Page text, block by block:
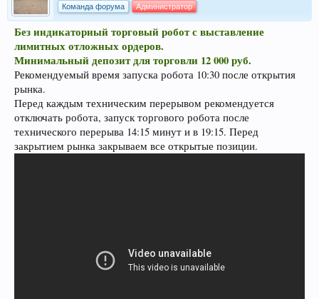
Команда форума
Администратор
Без индикаторный торговый робот с выставление
лимитных отложных ордеров.
Минимальный депозит для торговли 12 000 руб.
Рекомендуемый время запуска робота 10:30 после открытия
рынка.
Перед каждым техническим перерывом рекомендуется
отключать робота, запуск торгового робота после
технического перерыва 14:15 минут и в 19:15. Перед
закрытием рынка закрываем все открытые позиции.